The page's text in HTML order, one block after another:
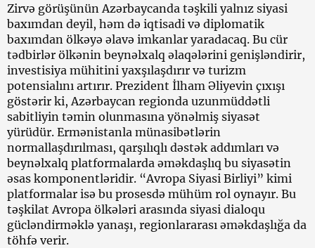
Zirvə görüşünün Azərbaycanda təşkili yalnız siyasi
baxımdan deyil, həm də iqtisadi və diplomatik
baxımdan ölkəyə əlavə imkanlar yaradacaq. Bu cür
tədbirlər ölkənin beynəlxalq əlaqələrini genişləndirir,
investisiya mühitini yaxşılaşdırır və turizm
potensialını artırır. Prezident İlham Əliyevin çıxışı
göstərir ki, Azərbaycan regionda uzunmüddətli
sabitliyin təmin olunmasına yönəlmiş siyasət
yürüdür. Ermənistanla münasibətlərin
normallaşdırılması, qarşılıqlı dəstək addımları və
beynəlxalq platformalarda əməkdaşlıq bu siyasətin
əsas komponentləridir. “Avropa Siyasi Birliyi” kimi
platformalar isə bu prosesdə mühüm rol oynayır. Bu
təşkilat Avropa ölkələri arasında siyasi dialoqu
gücləndirməklə yanaşı, regionlararası əməkdaşlığa da
töhfə verir.